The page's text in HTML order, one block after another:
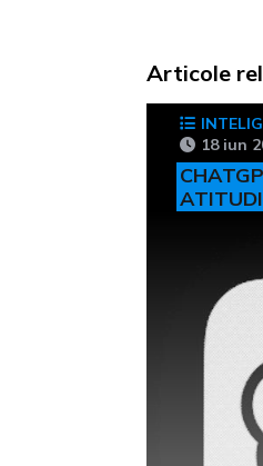
Articole
18 iun